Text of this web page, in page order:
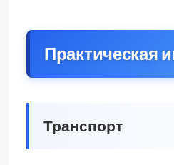
Практическая
Транспорт